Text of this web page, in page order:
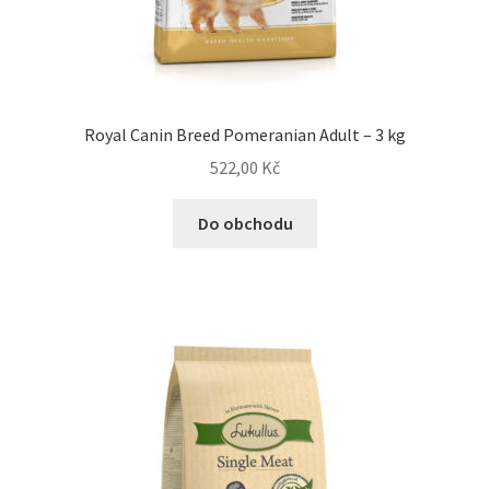
Royal Canin Breed Pomeranian Adult – 3 kg
522,00 Kč
Do obchodu